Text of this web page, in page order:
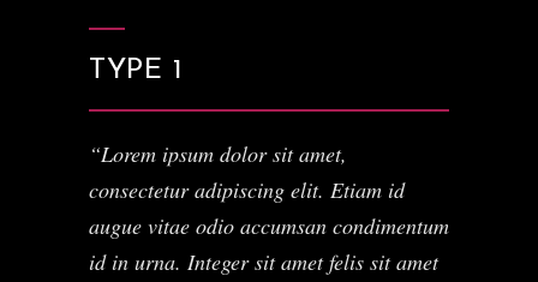
TYPE 1
Lorem ipsum dolor sit amet,
consectetur adipiscing elit. Etiam id
augue vitae odio accumsan condimentum
id in urna. Integer sit amet felis sit amet